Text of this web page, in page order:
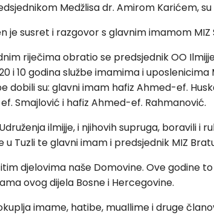
Medžlisa dr. Amirom Karićem,
je susret i razgovor s glavnim imamom
riječima obratio se predsjednik OO
i 10 godina službe imamima i
dobili su: glavni imam hafiz Ahmed-ef.
Smajlović i hafiz Ahmed-ef. Rahmanović.
ilmijje, i njihovih supruga, boravili
Tuzli te glavni imam i predsjednik MIZ
djelovima naše Domovine. Ove godine
ovog dijela Bosne i Hercegovine.
imame, hatibe, muallime i druge